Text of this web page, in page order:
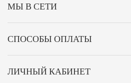
МЫ В СЕТИ
СПОСОБЫ ОПЛАТЫ
ЛИЧНЫЙ КАБИНЕТ